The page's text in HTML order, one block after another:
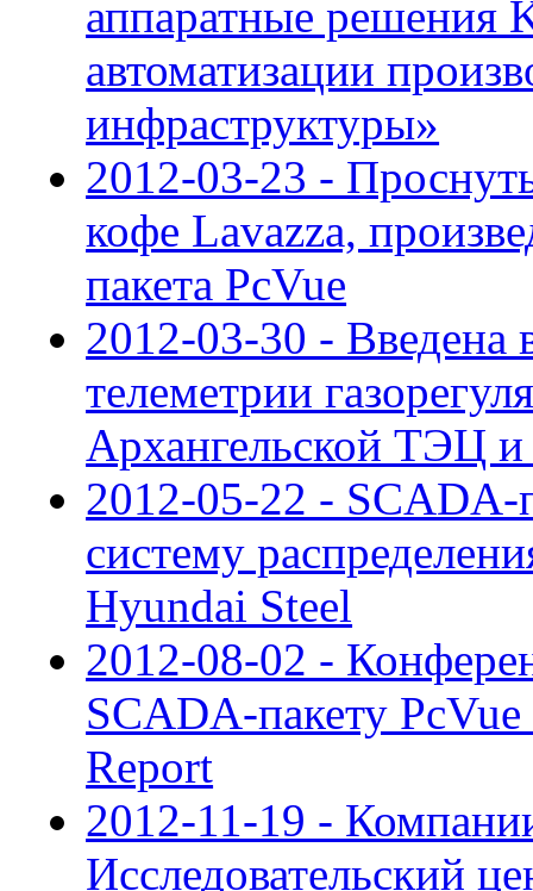
аппаратные решения
автоматизации
инфраструктуры»
2012-03-23 -
кофе Lavazza,
пакета PcVue
2012-03-30 - Введена
телеметрии
Архангельской ТЭЦ
2012-05-22 - SCADA-
систему
Hyundai Steel
2012-08-02 -
SCADA-пакету PcVue
Report
2012-11-19 -
Исследовательский